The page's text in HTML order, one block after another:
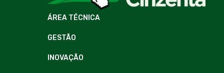
ÁREA TÉCNICA
GESTÃO
INOVAÇÃO